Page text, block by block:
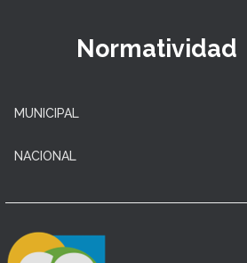
Normatividad
MUNICIPAL
NACIONAL